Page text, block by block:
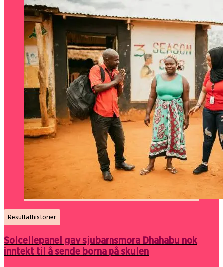
Resultathistorier
Solcellepanel gav sjubarnsmora Dhahabu nok
inntekt til å sende borna på skulen